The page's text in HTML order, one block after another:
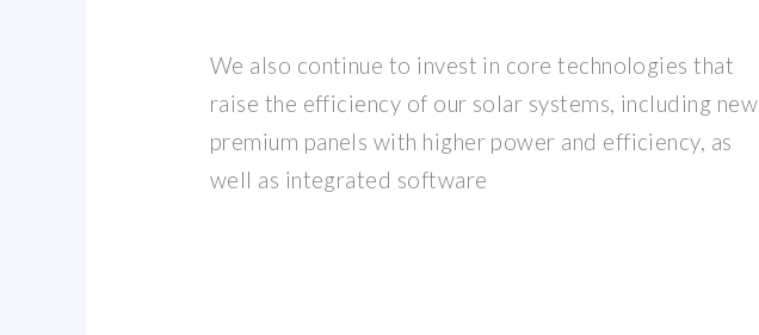
We also continue to invest in core technologies that
raise the efficiency of our solar systems, including new
premium panels with higher power and efficiency, as
well as integrated software